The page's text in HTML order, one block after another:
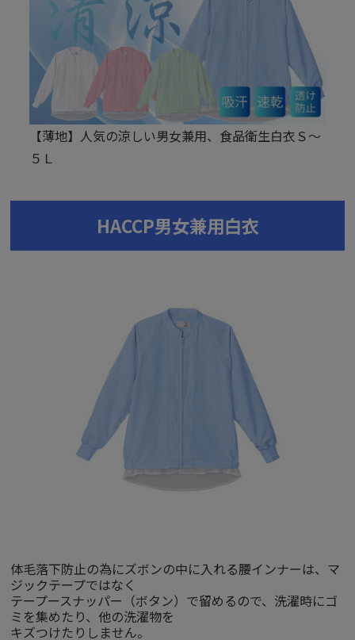
【薄地】人気の涼しい男女兼用、食品衛生白衣Ｓ～
５Ｌ
HACCP男女兼用白衣
体毛落下防止の為にズボンの中に入れる腰インナーは、マ
ジックテープではなく
テープースナッパー（ボタン）で留めるので、洗濯時にゴ
ミを集めたり、他の洗濯物を
キズつけたりしません。